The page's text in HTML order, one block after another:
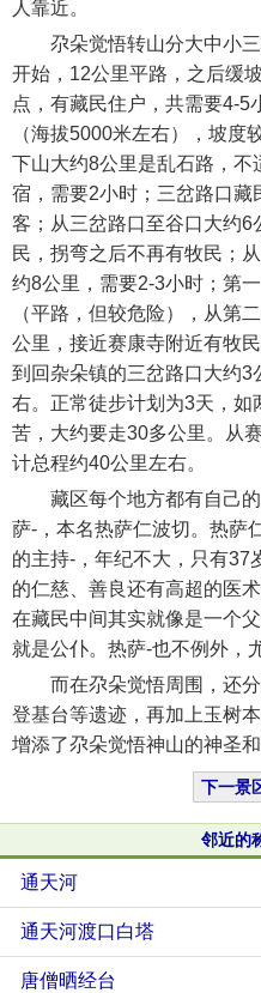
人靠近。
尕朵觉悟转山分大中小三
开始，12公里平路，之后缓
点，有藏民住户，共需要4-5
（海拔5000米左右），坡度
下山大约8公里是乱石路，
宿，需要2小时；三岔路口
客；从三岔路口至谷口大约
民，拐弯之后不再有牧民；
约8公里，需要2-3小时；第
（平路，但较危险），从第
公里，接近赛康寺附近有牧
到回杂朵镇的三岔路口大约3
右。正常徒步计划为3天，
苦，大约要走30多公里。从
计总程约40公里左右。
藏区每个地方都有自己的
萨-，本名热萨仁波切。热萨
的主持-，年纪不大，只有37
的仁慈、善良还有高超的医
在藏民中间其实就像是一个
就是公仆。热萨-也不例外，
而在尕朵觉悟周围，还分
登基台等遗迹，再加上玉树
增添了尕朵觉悟神山的神圣和
下一景
邻近的
通天河
通天河渡口白塔
唐僧晒经台